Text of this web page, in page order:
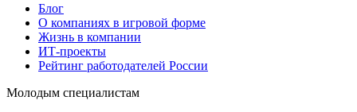
Блог
О компаниях в игровой форме
Жизнь в компании
ИТ-проекты
Рейтинг работодателей России
Молодым специалистам